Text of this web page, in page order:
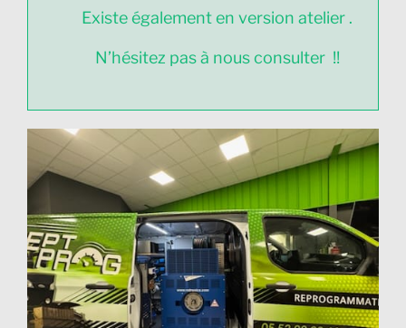
Existe également en version atelier .
N’hésitez pas à nous consulter !!